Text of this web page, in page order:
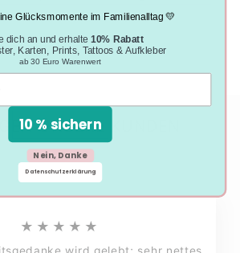
UNSERE KUNDEN
★★★★★
wird gelebt; sehr nettes
Glücksmomente im Familienalltag 💛
dich an und erhalte10% Rabatt
Karten, Prints, Tattoos & Aufkleber
ab 30 Euro Warenwert
10 % sichern
Nein, Danke
Datenschutzerklärung